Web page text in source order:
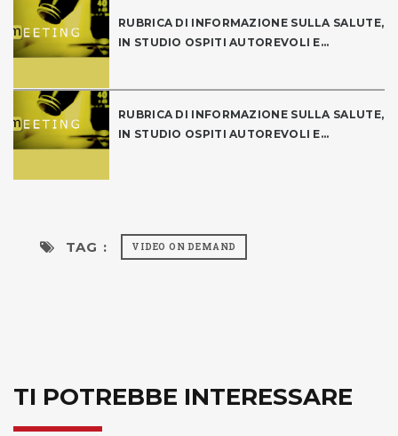
RUBRICA DI INFORMAZIONE SULLA SALUTE,
IN STUDIO OSPITI AUTOREVOLI E...
RUBRICA DI INFORMAZIONE SULLA SALUTE,
IN STUDIO OSPITI AUTOREVOLI E...
TAG : VIDEO ON DEMAND
TI POTREBBE INTERESSARE